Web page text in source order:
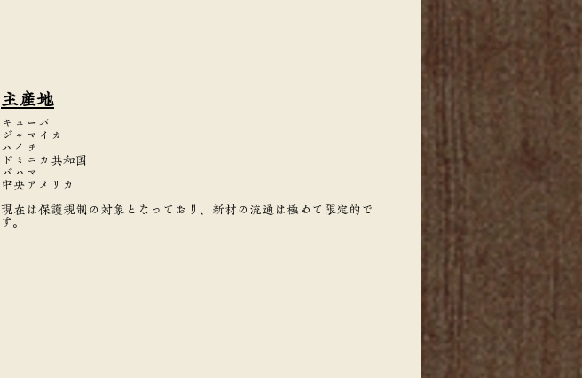
主産地
キューバ
ジャマイカ
ハイチ
ドミニカ共和国
バハマ
中央アメリカ
現在は保護規制の対象となっており、新材の流通は極めて限定的で
す。